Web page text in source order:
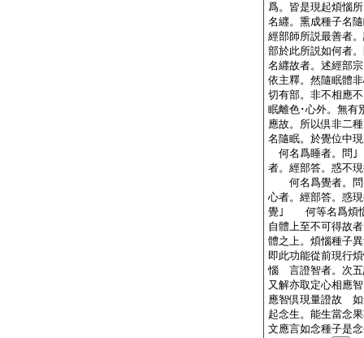
爲。皆是現起煩惱
名纒。熏成種子
經部師所説最善
部於此所説如何
名纒故者。述經部
依主釋。然隨眠體
切有部。非不相應
眠離色･心外。無有
應故。所以倶非二
名隨眠。於覺位中
何名爲睡者。問
者。經部答。惑不
何名爲覺者。
心者。經部答。惑
覺｣ 何等名爲煩
自體上至不可得故
體之上。煩惱種子
即此功能從前現行
惱 言證智者。次
又解亦取定心相應
應智倶現量證故 如
起念生。能生當念
文應言如念種子是